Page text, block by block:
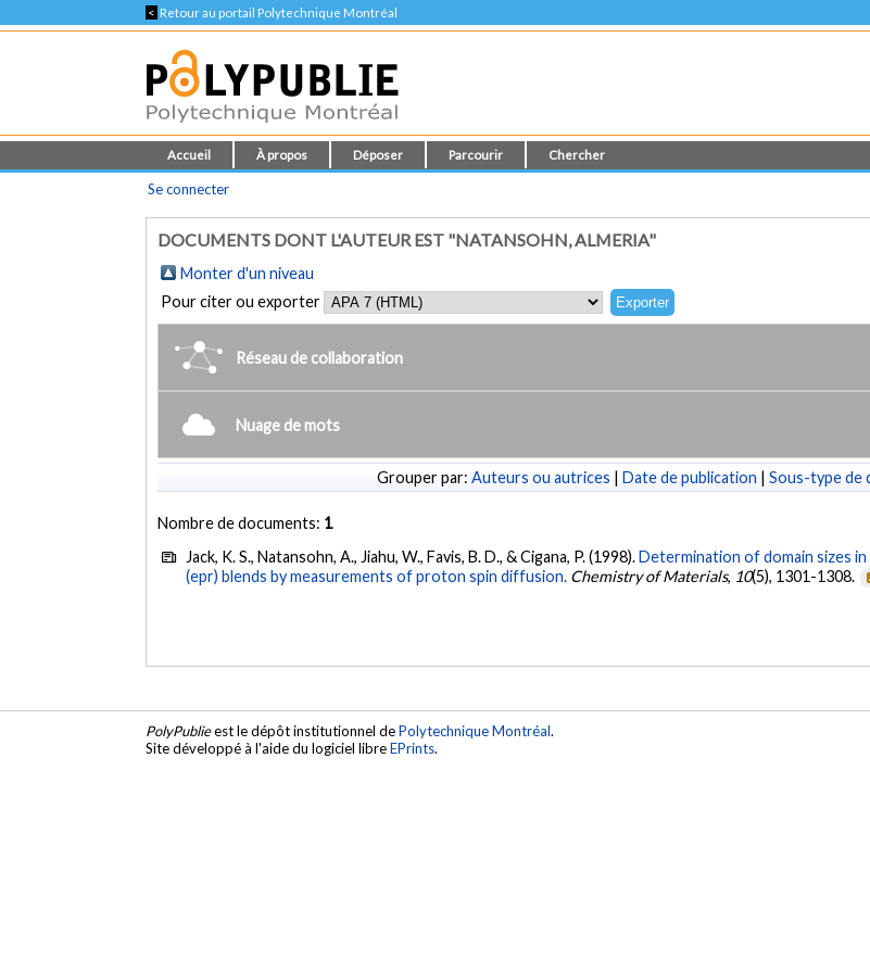
< Retour au portail Polytechnique Montréal
Accueil À propos Déposer Parcourir Chercher
Se connecter
DOCUMENTS DONT L'AUTEUR EST "NATANSOHN, ALMERIA"
Monter d'un niveau
Pour citer ou exporter
Réseau de collaboration
Nuage de mots
Grouper par: Auteurs ou autrices | Date de publication | Sous-type de
Nombre de documents: 1
Jack, K. S., Natansohn, A., Jiahu, W., Favis, B. D., & Cigana, P. (1998).Determination of domain sizes
(epr) blends by measurements of proton spin diffusion. Chemistry of Materials, 10(5), 1301-1308.
PolyPublieest le dépôt institutionnel dePolytechnique Montréal.
Site développé à l'aide du logiciel libreEPrints.